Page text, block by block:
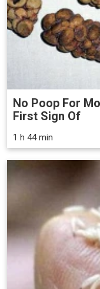
No Poop For
First Sign Of
1 h 44 min